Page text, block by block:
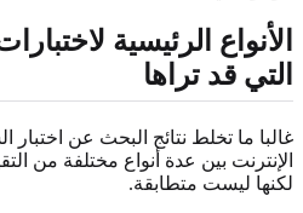
الأنواع الرئيسية
التي قد تراها
غالبا ما تخلط نتائج البحث عن
الإنترنت بين عدة أنواع مختلفة من
لكنها ليست متطابقة.